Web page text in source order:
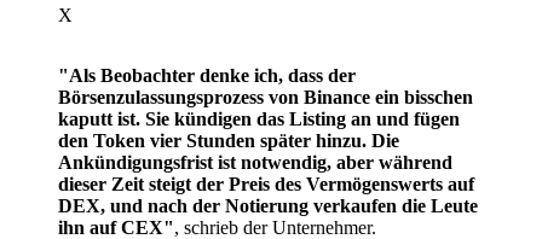
X
"Als Beobachter denke ich, dass der
Börsenzulassungsprozess von Binance ein bisschen
kaputt ist. Sie kündigen das Listing an und fügen
den Token vier Stunden später hinzu. Die
Ankündigungsfrist ist notwendig, aber während
dieser Zeit steigt der Preis des Vermögenswerts auf
DEX, und nach der Notierung verkaufen die Leute
ihn auf CEX", schrieb der Unternehmer.